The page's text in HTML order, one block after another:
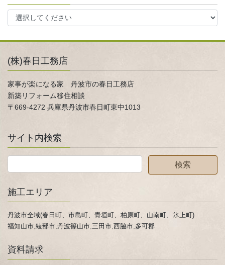
(株)春日工務店
家事が楽になる家 丹波市の春日工務店
新築リフォーム移住相談
〒669-4272 兵庫県丹波市春日町東中1013
サイト内検索
施工エリア
丹波市全域(春日町、市島町、青垣町、柏原町、山南町、氷上町)
福知山市,綾部市,丹波篠山市,三田市,西脇市,多可郡
資料請求